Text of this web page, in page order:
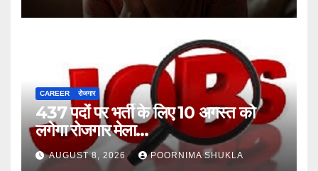
CAREER रोजगार
437 पदों पर भर्ती के लिए 10 अगस्त को
लगेगा रोजगार मेला…
AUGUST 8, 2026 POORNIMA SHUKLA